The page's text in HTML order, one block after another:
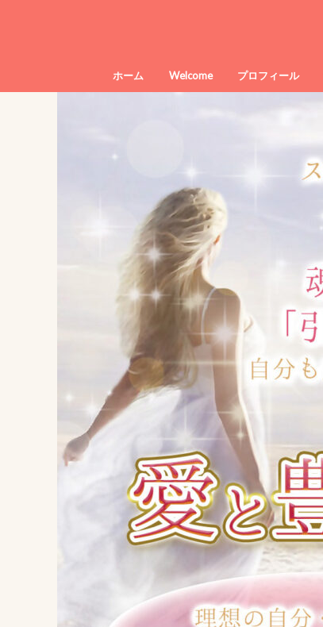
ホーム Welcome プロフィール